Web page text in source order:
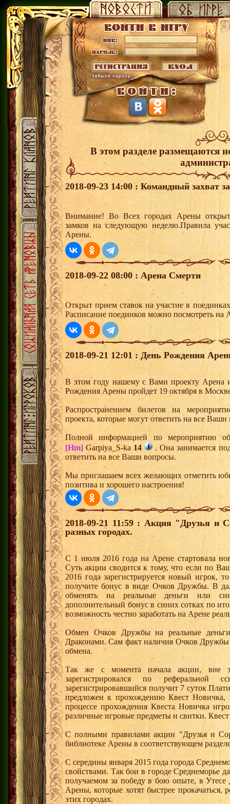
В этом разделе размещаются
2018-09-23 14:00 : Командный захват
Внимание! Во Всех городах Арены
замков на следующую неделю.Правила
Арены.
2018-09-22 08:00 : Арена Смерти
Открыт прием ставок на участие в
Расписание поединков можно посмотреть на
2018-09-21 12:01 : День Рождения
В этом году нашему с Вами проекту Арена
Рождения Арены пройдет 19 октября в
Распространением билетов на
проекта, которые могут ответить на все
Полной информацией по мероприятию
[Hm] Garpiya_S-ka 14
. Она занимается
ответить на все Ваши вопросы.
Мы приглашаем всех желающих отметить
позитива и хорошего настроения!
2018-09-21 11:59 : Акция "Друзья и
разных городах.
С 1 июля 2016 года на Арене стартовала
Суть акции сводится к тому, что если по
2016 года зарегистрируется новый
получите бонус в виде Очков Дружбы. В
обменять на реальные деньги или
дополнительный бонус в синих сотках по
возможность честно заработать на Арене
Обмен Очков Дружбы на реальные деньги
Драконами. Сам факт наличия Очков Дружбы
обмена.
Так же с момента начала акции, вне
зарегистрировался по
зарегистрировавшийся получит 7 суток
предложен к прохождению Квест
процессе прохождения Квеста Новичка
различные игровые предметы и свитки.
С полными правилами акции "Друзья и
библиотеке Арены в соответствующем
С середины января 2015 года города
свойствами. Так бои в городе Среднеморье
получаемом за победу в бою опыте, в
Арены, которые хотят быстрее прокачаться,
этих городах.